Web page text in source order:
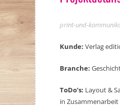
print-und-
Kunde: Verlag
Branche:
ToDo’s: Layout &
in